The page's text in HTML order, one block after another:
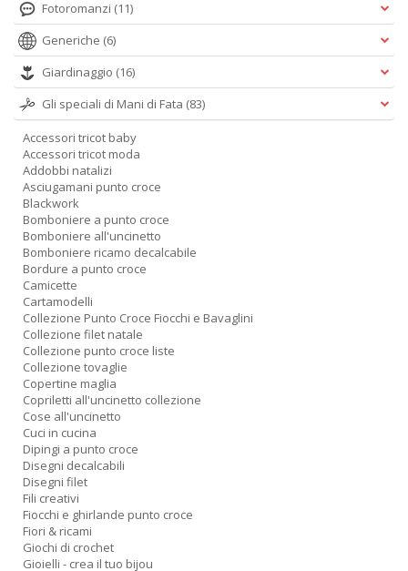
Fotoromanzi (11)
Generiche (6)
Giardinaggio (16)
Gli speciali di Mani di Fata (83)
Accessori tricot baby
Accessori tricot moda
Addobbi natalizi
Asciugamani punto croce
Blackwork
Bomboniere a punto croce
Bomboniere all'uncinetto
Bomboniere ricamo decalcabile
Bordure a punto croce
Camicette
Cartamodelli
Collezione Punto Croce Fiocchi e Bavaglini
Collezione filet natale
Collezione punto croce liste
Collezione tovaglie
Copertine maglia
Copriletti all'uncinetto collezione
Cose all'uncinetto
Cuci in cucina
Dipingi a punto croce
Disegni decalcabili
Disegni filet
Fili creativi
Fiocchi e ghirlande punto croce
Fiori & ricami
Giochi di crochet
Gioielli - crea il tuo bijou